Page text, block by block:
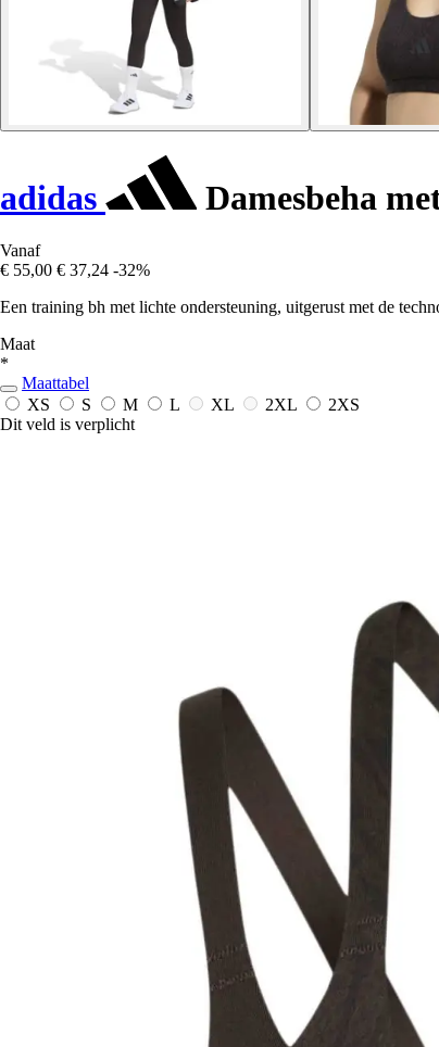
adidas Damesbeha
Vanaf
€ 55,00 € 37,24 -32%
Een training bh met lichte ondersteuning, uitgerust met de
Maat
*
Maattabel
XS
S M L XL 2XL
2XS
Dit veld is verplicht